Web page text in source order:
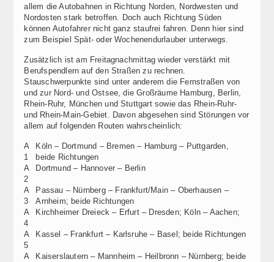
allem die Autobahnen in Richtung Norden, Nordwesten und
Nordosten stark betroffen. Doch auch Richtung Süden
können Autofahrer nicht ganz staufrei fahren. Denn hier sind
zum Beispiel Spät- oder Wochenendurlauber unterwegs.
Zusätzlich ist am Freitagnachmittag wieder verstärkt mit
Berufspendlern auf den Straßen zu rechnen.
Stauschwerpunkte sind unter anderem die Fernstraßen von
und zur Nord- und Ostsee, die Großräume Hamburg, Berlin,
Rhein-Ruhr, München und Stuttgart sowie das Rhein-Ruhr-
und Rhein-Main-Gebiet. Davon abgesehen sind Störungen vor
allem auf folgenden Routen wahrscheinlich:
A
1
Köln – Dortmund – Bremen – Hamburg – Puttgarden,
beide Richtungen
A
2
Dortmund – Hannover – Berlin
A
3
Passau – Nürnberg – Frankfurt/Main – Oberhausen –
Arnheim; beide Richtungen
A
4
Kirchheimer Dreieck – Erfurt – Dresden; Köln – Aachen;
A
5
Kassel – Frankfurt – Karlsruhe – Basel; beide Richtungen
A
Kaiserslautern – Mannheim – Heilbronn – Nürnberg; beide